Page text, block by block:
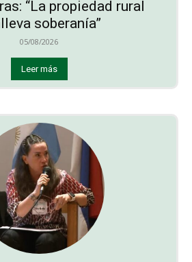
“La propiedad rural
soberanía”
05/08/2026
Leer más